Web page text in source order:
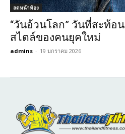
ลดหน้าท้อง
“วันอ้วนโลก” วันที่สะท้อ
สไตล์ของคนยุคใหม่
admins - 19 มกราคม 2026